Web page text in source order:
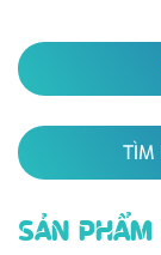
TÌM
SẢN